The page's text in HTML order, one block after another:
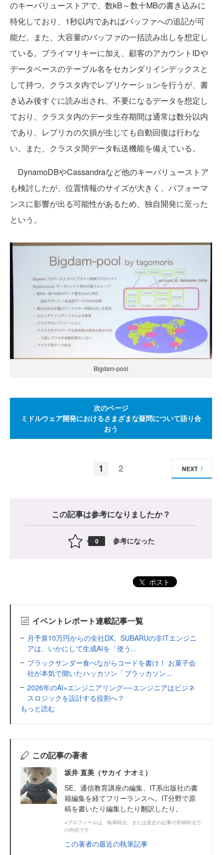
のキーバリューストアで、数kB～数十MBの書き込みに
特化しており、1秒以内であればバッファへの追記が可
能だ。また、大容量のバッファの一括読み出しを想定し
ている。プライマリキーに加え、顧客のアカウントIDや
データベースのテーブル名をセカンダリインデックスと
して持つ。クラスタ内でレプリケーションを行うが、書
き込み後すぐに読み出され、不要になるデータを想定し
ており、クラスタ内のデータ生存期間は通常は数分以内
であり、レプリカの欠損が生じても自動回復は行わな
い。また、クラスタ間データ転送機能を備えている。
DynamoDBやCassandraなど他のキーバリューストア
も検討したが、位置情報のサイズが大きく、パフォーマ
ンスに影響が出る可能性があるため、独自開発に至った
という。
Bigdam-pool
次のページ
ミドルウェア開発におけるさまざまな疑問について語り合
おう
1 2 NEXT
この記事は参考になりましたか？
0 参考になった
ポスト
イベントレポート連載記事一覧
月予算10万円からの全社DX。SUBARUの非ITエンジニ
アは、いかにして生成AIを「使う...
ブラックサンダー食べながらコードを書け！ お菓子会
社が本気で開いたハッカソン「ブラッカソン...
2026年のAI×エンジニアリング──エンジニアはビジネ
スロジックを設計する役割へ？
もっと読む
この記事の著者
坂井 直美（サカイ ナオミ）
SE、通信教育講座の編集、IT系出版社の書
籍編集を経てフリーランスへ。IT分野で原
稿を書いたり編集したり翻訳したり。
※プロフィールは、執筆時点、または直近の記事の寄稿時点で
の内容です
この著者の最近の執筆記事